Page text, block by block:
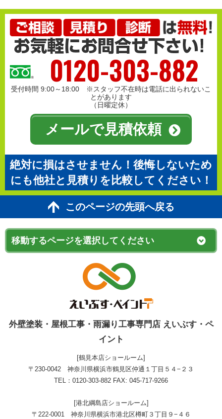
0120-303-882
受付時間 9:00～18:00 ※スタッフ不在時は電話に出られないこ
とがあります
（日曜定休）
メールで見積依頼
絶対に損はさせません！後悔しないため
にも他社と見積りを比較してください！
このページの先頭へ戻る
外壁塗装・屋根工事・雨漏り工事専門店 えいぶす・ペ
イント
[鶴見本店ショールーム]
〒230-0042 神奈川県横浜市鶴見区仲通１丁目５４−２３
TEL：0120-303-882 FAX: 045-717-9266
[港北綱島店ショールーム]
〒222-0001 神奈川県横浜市港北区樽町３丁目９−４６